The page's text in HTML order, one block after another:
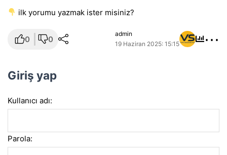
i̇lk yorumu yazmak ister misiniz?
0 0
admin
19 Haziran 2025: 15:15
⋯
Giriş yap
Kullanıcı adı:
Parola: